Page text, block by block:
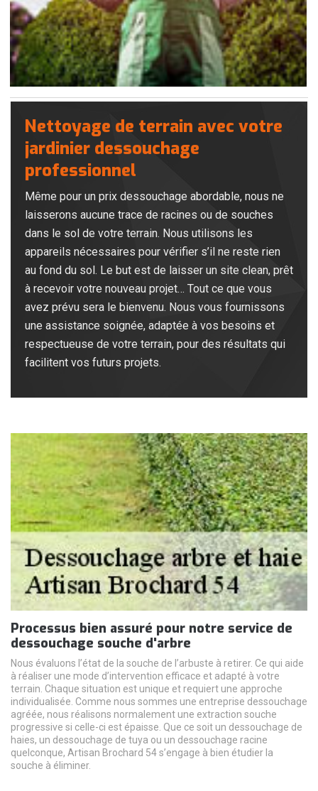
Nettoyage de terrain avec votre
jardinier dessouchage
professionnel
Même pour un prix dessouchage abordable, nous ne
laisserons aucune trace de racines ou de souches
dans le sol de votre terrain. Nous utilisons les
appareils nécessaires pour vérifier s’il ne reste rien
au fond du sol. Le but est de laisser un site clean, prêt
à recevoir votre nouveau projet… Tout ce que vous
avez prévu sera le bienvenu. Nous vous fournissons
une assistance soignée, adaptée à vos besoins et
respectueuse de votre terrain, pour des résultats qui
facilitent vos futurs projets.
Processus bien assuré pour notre service de
dessouchage souche d'arbre
Nous évaluons l’état de la souche de l’arbuste à retirer. Ce qui aide
à réaliser une mode d’intervention efficace et adapté à votre
terrain. Chaque situation est unique et requiert une approche
individualisée. Comme nous sommes une entreprise dessouchage
agréée, nous réalisons normalement une extraction souche
progressive si celle-ci est épaisse. Que ce soit un dessouchage de
haies, un dessouchage de tuya ou un dessouchage racine
quelconque, Artisan Brochard 54 s’engage à bien étudier la
souche à éliminer.